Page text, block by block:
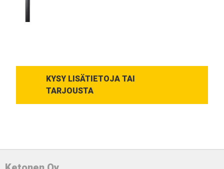
KYSY LISÄTIETOJA TAI
TARJOUSTA